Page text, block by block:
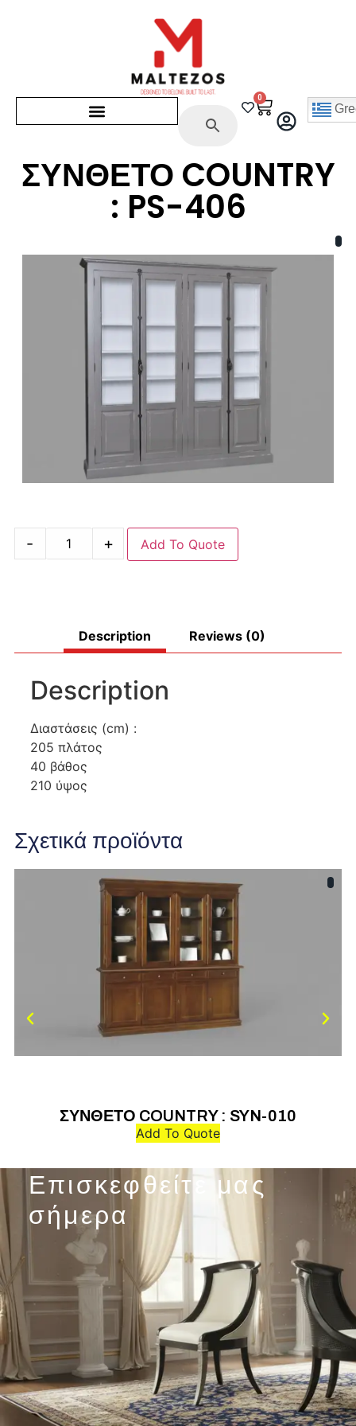
0
ΣΥΝΘΕΤΟ COUNTRY
: PS-406
- + Add To Quote
Description Reviews (0)
Description
Διαστάσεις (cm) :
205 πλάτος
40 βάθος
210 ύψος
Σχετικά προϊόντα
ΣΥΝΘΕΤΟ COUNTRY : SYN-010
Add To Quote
Επισκεφθείτε μας
σήμερα